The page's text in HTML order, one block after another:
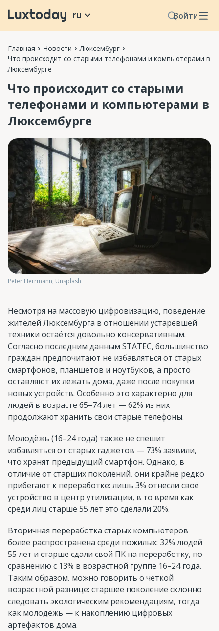
Войти
ru
Главная Новости
Люксембург
Что происходит со старыми телефонами и компьютерами в
Люксембурге
Что происходит со старыми
телефонами и компьютерами в
Люксембурге
Peter Herrmann, Unsplash
Несмотря на массовую цифровизацию, поведение
жителей Люксембурга в отношении устаревшей
техники остаётся довольно консервативным.
Согласно последним данным STATEC, большинство
граждан предпочитают не избавляться от старых
смартфонов, планшетов и ноутбуков, а просто
оставляют их лежать дома, даже после покупки
новых устройств. Особенно это характерно для
людей в возрасте 65–74 лет — 62% из них
продолжают хранить свои старые телефоны.
Молодёжь (16–24 года) также не спешит
избавляться от старых гаджетов — 73% заявили,
что хранят предыдущий смартфон. Однако, в
отличие от старших поколений, они крайне редко
прибегают к переработке: лишь 3% отнесли своё
устройство в центр утилизации, в то время как
среди лиц старше 55 лет это сделали 20%.
Вторичная переработка старых компьютеров
более распространена среди пожилых: 32% людей
55 лет и старше сдали свой ПК на переработку, по
сравнению с 13% в возрастной группе 16–24 года.
Таким образом, можно говорить о чёткой
возрастной разнице: старшее поколение склонно
следовать экологическим рекомендациям, тогда
как молодёжь — к накоплению цифровых
артефактов дома.